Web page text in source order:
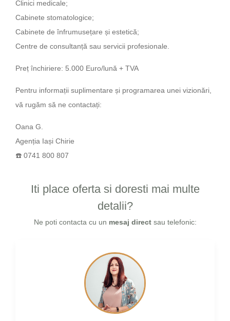
Clinici medicale;
Cabinete stomatologice;
Cabinete de înfrumusețare și estetică;
Centre de consultanță sau servicii profesionale.
Preț închiriere: 5.000 Euro/lună + TVA
Pentru informații suplimentare și programarea unei vizionări,
vă rugăm să ne contactați:
Oana G.
Agenția Iași Chirie
☎️ 0741 800 807
Iti place oferta si doresti mai multe
detalii?
Ne poti contacta cu un mesaj directsau telefonic: